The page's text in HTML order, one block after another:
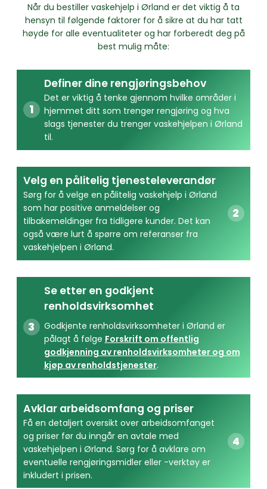
Når du bestiller vaskehjelp i Ørland er det viktig å ta
hensyn til følgende faktorer for å sikre at du har tatt
høyde for alle eventualiteter og har forberedt deg på
best mulig måte:
Definer dine rengjøringsbehov
Det er viktig å tenke gjennom hvilke områder i
hjemmet ditt som trenger rengjøring og hva
slags tjenester du trenger vaskehjelpen i Ørland
til.
Velg en pålitelig tjenesteleverandør
Sørg for å velge en pålitelig vaskehjelp i Ørland
som har positive anmeldelser og
tilbakemeldinger fra tidligere kunder. Det kan
også være lurt å spørre om referanser fra
vaskehjelpen i Ørland.
Se etter en godkjent
renholdsvirksomhet
Godkjente renholdsvirksomheter i Ørland er
pålagt å følge Forskrift om offentlig
godkjenning av renholdsvirksomheter og om
kjøp av renholdstjenester.
Avklar arbeidsomfang og priser
Få en detaljert oversikt over arbeidsomfanget
og priser før du inngår en avtale med
vaskehjelpen i Ørland. Sørg for å avklare om
eventuelle rengjøringsmidler eller -verktøy er
inkludert i prisen.